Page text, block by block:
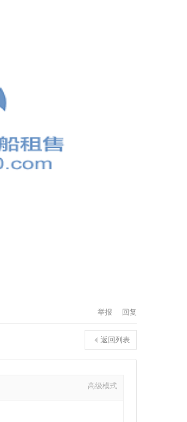
回复
举报
返回列表
高级模式